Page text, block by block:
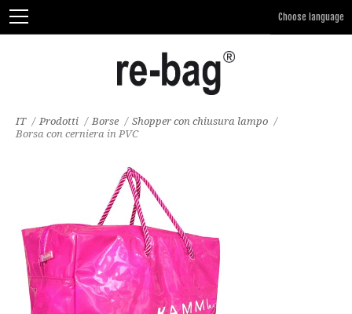
IT / Prodotti / Borse / Shopper con chiusura lampo /
Borsa con cerniera in PVC